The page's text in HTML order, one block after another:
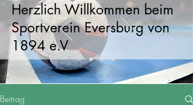
Herzlich Willkommen beim
Sportverein Eversburg von
1894 e.V
Beitrag